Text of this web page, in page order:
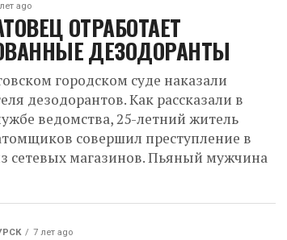
ago
ОТРАБОТАЕТ
ДЕЗОДОРАНТЫ
городском суде наказали
дезодорантов. Как рассказали в
ведомства, 25-летний житель
совершил преступление в
сетевых магазинов. Пьяный мужчина
7 лет ago